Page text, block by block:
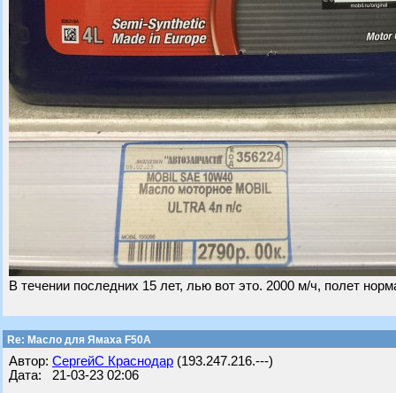
В течении последних 15 лет, лью вот это. 2000 м/ч, полет
Re: Масло для Ямаха F50A
Автор: СергейС Краснодар (193.247.216.---)
Дата: 21-03-23 02:06